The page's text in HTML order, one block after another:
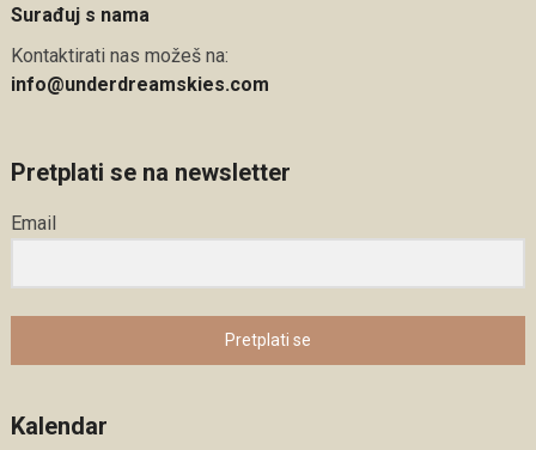
Surađuj s nama
Kontaktirati nas možeš na:
info@underdreamskies.com
Pretplati se na newsletter
Email
Pretplati se
Kalendar